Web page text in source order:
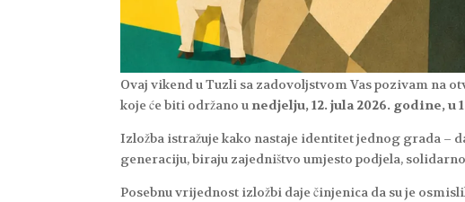
Ovaj vikend u Tuzli sa zadovoljstvom Vas pozivam na
koje će biti održano u nedjelju, 12. jula 2026. godine, u
Izložba istražuje kako nastaje identitet jednog grada –
generaciju, biraju zajedništvo umjesto podjela,
Posebnu vrijednost izložbi daje činjenica da su je